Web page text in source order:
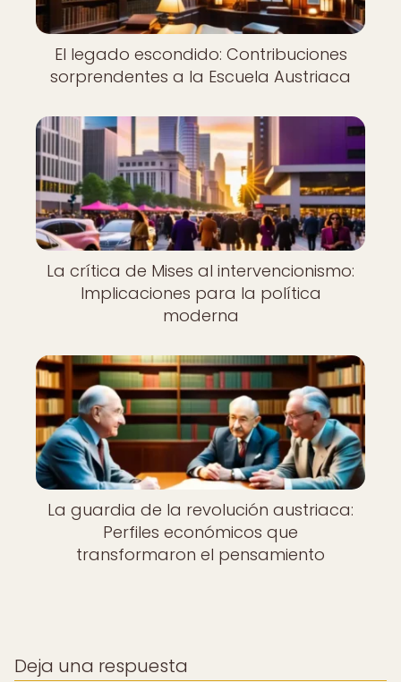
El legado escondido: Contribuciones
sorprendentes a la Escuela Austriaca
La crítica de Mises al intervencionismo:
Implicaciones para la política
moderna
La guardia de la revolución austriaca:
Perfiles económicos que
transformaron el pensamiento
Deja una respuesta